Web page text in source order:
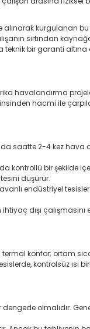
kurgulanan
sırtından
bir garanti altına
havalandırma
hacmi ile
saatte 2-4 kez
kontrollü bir şekilde
düşürür.
endüstriyel
dışı
konfor; ortam
kontrolsüz ısı
olmalıdır.